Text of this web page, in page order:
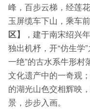
峰，百步云梯，经莲
玉屏缆车下山，乘车
区】
，建于南宋绍兴
独出机杼，开“仿生学
一绝”的古水系牛形村
文化遗产中的一奇观
的湖光山色交相辉映
景，步步入画。